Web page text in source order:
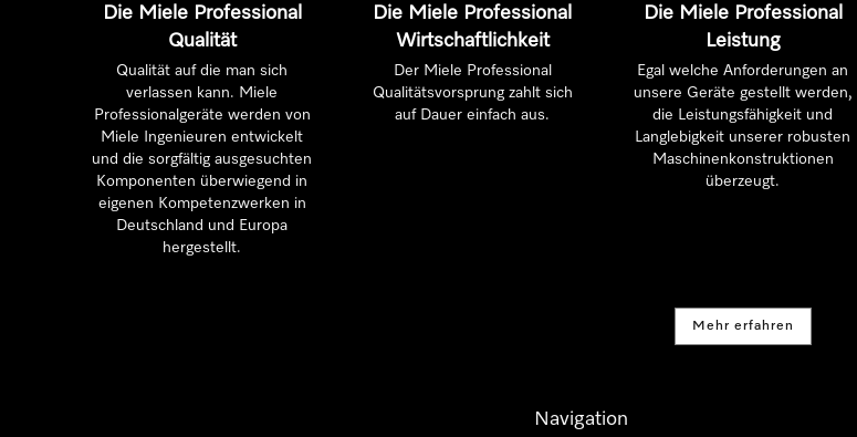
Die Miele Professional
Qualität
Qualität auf die man sich
verlassen kann. Miele
Professionalgeräte werden von
Miele Ingenieuren entwickelt
und die sorgfältig ausgesuchten
Komponenten überwiegend in
eigenen Kompetenzwerken in
Deutschland und Europa
hergestellt.
Die Miele Professional
Wirtschaftlichkeit
Der Miele Professional
Qualitätsvorsprung zahlt sich
auf Dauer einfach aus.
Die Miele Professional
Leistung
Egal welche Anforderungen an
unsere Geräte gestellt werden,
die Leistungsfähigkeit und
Langlebigkeit unserer robusten
Maschinenkonstruktionen
überzeugt.
Mehr erfahren
Navigation